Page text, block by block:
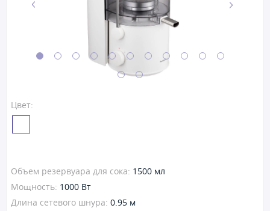
Цвет:
Объем резервуара для сока: 1500 мл
Мощность: 1000 Вт
Длина сетевого шнура: 0.95 м